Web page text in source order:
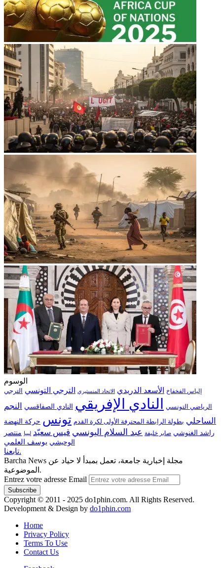
الوسوم
إلياس الفخفاخ الأسعد الدريدي الاتحاد المنستيري الترجي التونسي الترجي
الرياضي التونسي النادي الإفريقي النادي الصفاقسي
النجم
الساحلي بطولة الرابطة المحترفة الأولى لكرة القدم تونس حركة النهضة
راشد الغنوشي صابر خليفة عبد السلام اليونسي قيس سعيّد ليبيا
منتصر
الوحيشي يوسف العلمي
تابعنا.
Barcha News مجلة إخبارية جامعة، تعمل بمبدأ لا حياد عن
الموضوعية.
Entrez votre adresse Email
Copyright © 2011 - 2025 do1phin.com. All Rights Reserved.
Development & Design by do1phin.com
Home
Privacy Policy
Terms To Use
Contact Us